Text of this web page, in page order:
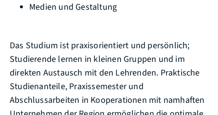
Medien und Gestaltung
Das Studium ist praxisorientiert und persönlich;
Studierende lernen in kleinen Gruppen und im
direkten Austausch mit den Lehrenden. Praktische
Studienanteile, Praxissemester und
Abschlussarbeiten in Kooperationen mit namhaften